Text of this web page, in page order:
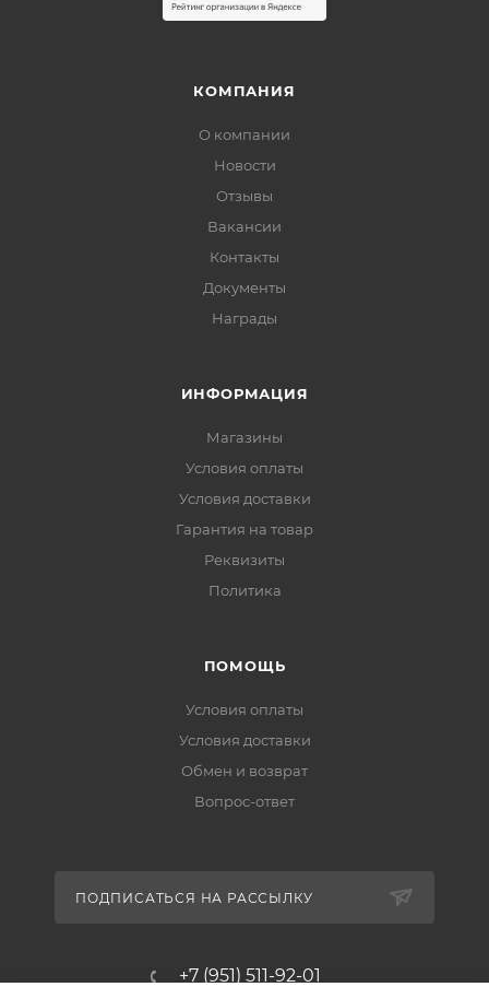
КОМПАНИЯ
О компании
Новости
Отзывы
Вакансии
Контакты
Документы
Награды
ИНФОРМАЦИЯ
Магазины
Условия оплаты
Условия доставки
Гарантия на товар
Реквизиты
Политика
ПОМОЩЬ
Условия оплаты
Условия доставки
Обмен и возврат
Вопрос-ответ
ПОДПИСАТЬСЯ НА РАССЫЛКУ
+7 (951) 511-92-01